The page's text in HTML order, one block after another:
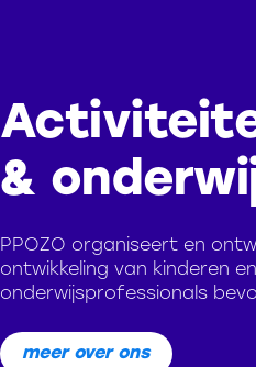
&
PPOZO organiseert en
ontwikkeling van kinderen
onderwijsprofessionals
meer over ons